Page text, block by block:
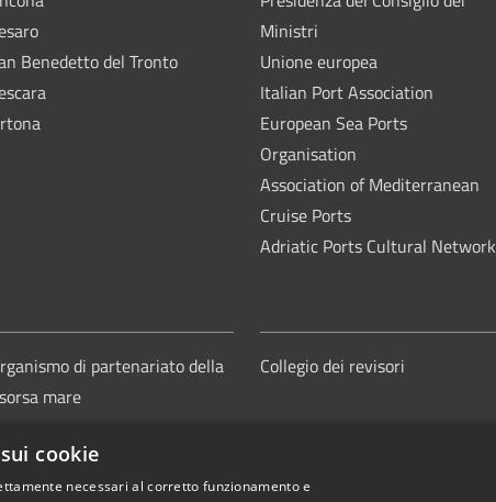
Benedetto del Tronto
Ministri
Unione europea
Italian Port Association
European Sea Ports
Organisation
Association of Mediterranean
Cruise Ports
Adriatic Ports Cultural Network
di partenariato della
mare
Collegio dei revisori
cookie
necessari al corretto funzionamento e